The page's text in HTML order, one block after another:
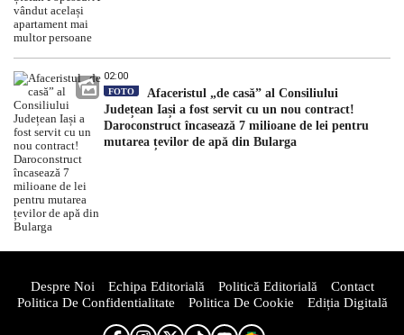
02:00
FOTO
Afaceristul „de casă” al Consiliului
Județean Iași a fost servit cu un nou contract!
Daroconstruct încasează 7 milioane de lei pentru
mutarea țevilor de apă din Bularga
Despre Noi Echipa Editorială Politică Editorială
Contact
Politica De Confidentialitate
Politica De Cookie Ediția Digitală